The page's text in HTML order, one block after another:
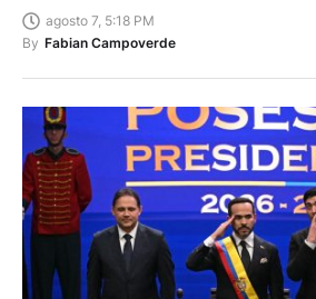
agosto 7, 5:18 PM
By Fabian Campoverde